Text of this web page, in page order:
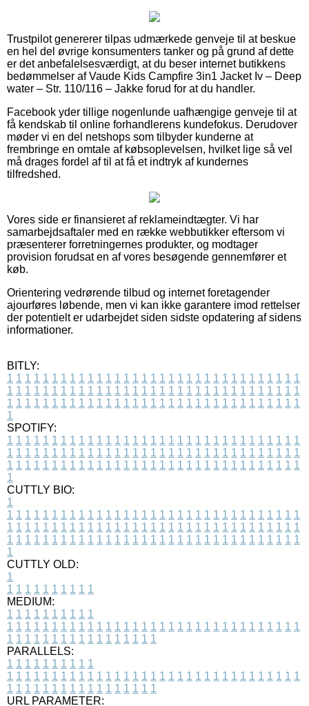
Trustpilot genererer tilpas udmærkede genveje til at beskue
en hel del øvrige konsumenters tanker og på grund af dette
er det anbefalelsesværdigt, at du beser internet butikkens
bedømmelser af Vaude Kids Campfire 3in1 Jacket Iv – Deep
water – Str. 110/116 – Jakke forud for at du handler.
Facebook yder tillige nogenlunde uafhængige genveje til at
få kendskab til online forhandlerens kundefokus. Derudover
møder vi en del netshops som tilbyder kunderne at
frembringe en omtale af købsoplevelsen, hvilket lige så vel
må drages fordel af til at få et indtryk af kundernes
tilfredshed.
Vores side er finansieret af reklameindtægter. Vi har
samarbejdsaftaler med en række webbutikker eftersom vi
præsenterer forretningernes produkter, og modtager
provision forudsat en af vores besøgende gennemfører et
køb.
Orientering vedrørende tilbud og internet foretagender
ajourføres løbende, men vi kan ikke garantere imod rettelser
der potentielt er udarbejdet siden sidste opdatering af sidens
informationer.
BITLY:
1 1 1 1 1 1 1 1 1 1 1 1 1 1 1 1 1 1 1 1 1 1 1 1 1 1 1 1 1 1 1 1 1
1 1 1 1 1 1 1 1 1 1 1 1 1 1 1 1 1 1 1 1 1 1 1 1 1 1 1 1 1 1 1 1 1
1 1 1 1 1 1 1 1 1 1 1 1 1 1 1 1 1 1 1 1 1 1 1 1 1 1 1 1 1 1 1 1 1
1
SPOTIFY:
1 1 1 1 1 1 1 1 1 1 1 1 1 1 1 1 1 1 1 1 1 1 1 1 1 1 1 1 1 1 1 1 1
1 1 1 1 1 1 1 1 1 1 1 1 1 1 1 1 1 1 1 1 1 1 1 1 1 1 1 1 1 1 1 1 1
1 1 1 1 1 1 1 1 1 1 1 1 1 1 1 1 1 1 1 1 1 1 1 1 1 1 1 1 1 1 1 1 1
1
CUTTLY BIO:
1
1 1 1 1 1 1 1 1 1 1 1 1 1 1 1 1 1 1 1 1 1 1 1 1 1 1 1 1 1 1 1 1 1
1 1 1 1 1 1 1 1 1 1 1 1 1 1 1 1 1 1 1 1 1 1 1 1 1 1 1 1 1 1 1 1 1
1 1 1 1 1 1 1 1 1 1 1 1 1 1 1 1 1 1 1 1 1 1 1 1 1 1 1 1 1 1 1 1 1
1
CUTTLY OLD:
1
1 1 1 1 1 1 1 1 1 1
MEDIUM:
1 1 1 1 1 1 1 1 1 1
1 1 1 1 1 1 1 1 1 1 1 1 1 1 1 1 1 1 1 1 1 1 1 1 1 1 1 1 1 1 1 1 1
1 1 1 1 1 1 1 1 1 1 1 1 1 1 1 1 1
PARALLELS:
1 1 1 1 1 1 1 1 1 1
1 1 1 1 1 1 1 1 1 1 1 1 1 1 1 1 1 1 1 1 1 1 1 1 1 1 1 1 1 1 1 1 1
1 1 1 1 1 1 1 1 1 1 1 1 1 1 1 1 1
URL PARAMETER: